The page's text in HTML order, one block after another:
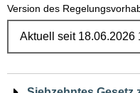
Version des
Navigation